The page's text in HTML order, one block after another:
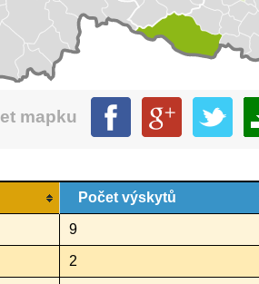
mapku
Počet výskytů
9
2